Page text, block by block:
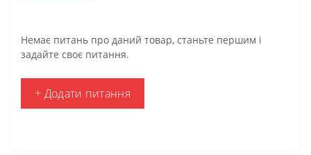
Немає питань про даний товар, станьте першим і
задайте своє питання.
+ Додати питання